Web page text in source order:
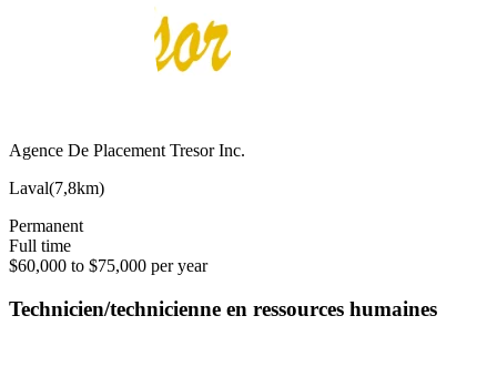
Agence De Placement Tresor Inc.
Laval(7,8km)
Permanent
Full time
$60,000 to $75,000 per year
Technicien/technicienne en ressources humaines